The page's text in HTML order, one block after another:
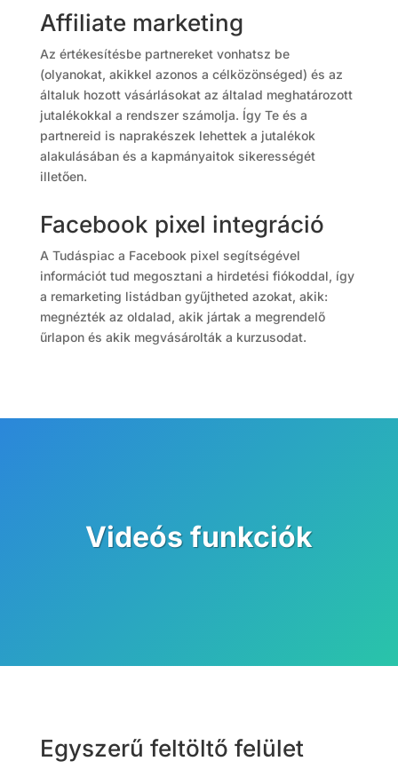
Affiliate marketing
Az értékesítésbe partnereket vonhatsz be
(olyanokat, akikkel azonos a célközönséged) és az
általuk hozott vásárlásokat az általad meghatározott
jutalékokkal a rendszer számolja. Így Te és a
partnereid is naprakészek lehettek a jutalékok
alakulásában és a kapmányaitok sikerességét
illetően.
Facebook pixel integráció
A Tudáspiac a Facebook pixel segítségével
információt tud megosztani a hirdetési fiókoddal, így
a remarketing listádban gyűjtheted azokat, akik:
megnézték az oldalad, akik jártak a megrendelő
űrlapon és akik megvásárolták a kurzusodat.
Videós funkciók
Egyszerű feltöltő felület